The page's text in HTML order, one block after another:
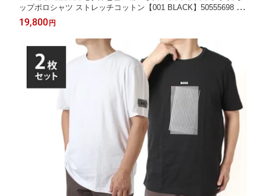
ップポロシャツ ストレッチコットン【001 BLACK】50555698 00
1/【2026SS】m-tops
19,800円